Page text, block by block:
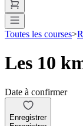
Toutes les courses>
Les 10
Date à confirmer
Enregistrer